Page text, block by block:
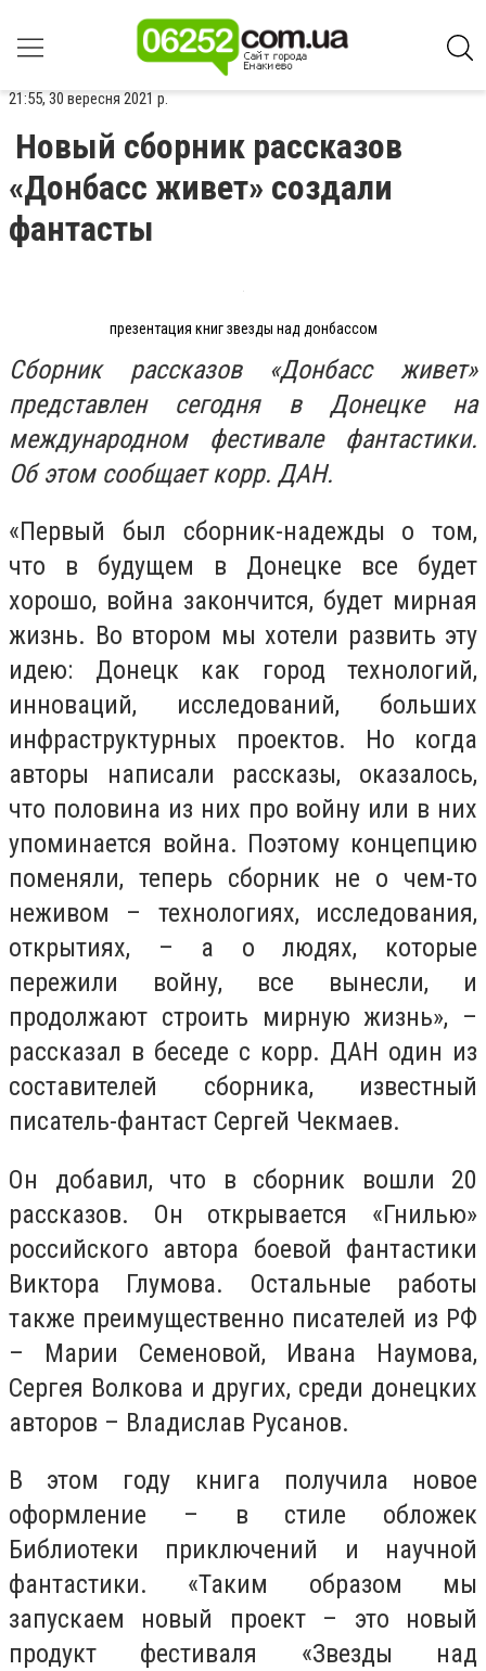
21:55, 30 вересня 2021 р.
Новый сборник рассказов
«Донбасс живет» создали
фантасты
презентация книг звезды над донбассом
Сборник рассказов «Донбасс живет»
представлен сегодня в Донецке на
международном фестивале фантастики.
Об этом сообщает корр. ДАН.
«Первый был сборник-надежды о том,
что в будущем в Донецке все будет
хорошо, война закончится, будет мирная
жизнь. Во втором мы хотели развить эту
идею: Донецк как город технологий,
инноваций, исследований, больших
инфраструктурных проектов. Но когда
авторы написали рассказы, оказалось,
что половина из них про войну или в них
упоминается война. Поэтому концепцию
поменяли, теперь сборник не о чем-то
неживом – технологиях, исследования,
открытиях, – а о людях, которые
пережили войну, все вынесли, и
продолжают строить мирную жизнь», –
рассказал в беседе с корр. ДАН один из
составителей сборника, известный
писатель-фантаст Сергей Чекмаев.
Он добавил, что в сборник вошли 20
рассказов. Он открывается «Гнилью»
российского автора боевой фантастики
Виктора Глумова. Остальные работы
также преимущественно писателей из РФ
– Марии Семеновой, Ивана Наумова,
Сергея Волкова и других, среди донецких
авторов – Владислав Русанов.
В этом году книга получила новое
оформление – в стиле обложек
Библиотеки приключений и научной
фантастики. «Таким образом мы
запускаем новый проект – это новый
продукт фестиваля «Звезды над